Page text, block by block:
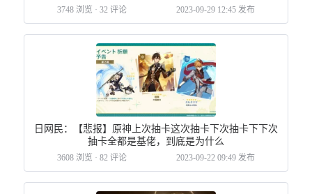
2023-09-29 12:45 发布
3748 浏览 ·32 评论
日网民：【悲报】原神上次抽卡这次抽卡下次抽卡下下次
抽卡全都是基佬，到底是为什么
2023-09-22 09:49 发布
3608 浏览 ·82 评论